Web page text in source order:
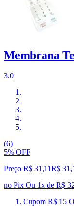
Membrana
3.0
(6)
5% OFF
Preço R$ 31,11R$ 31 ,
no Pix Ou 1x de R$
Cupom R$ 15